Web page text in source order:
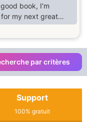
book, I’m
my next great
par critères
Support
100% gratuit